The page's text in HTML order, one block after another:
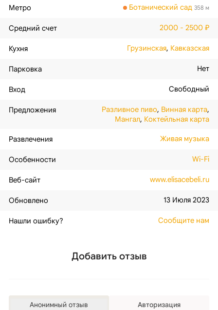
Метро Ботанический сад 358 м
Средний счет 2000 - 2500 ₽
Кухня Грузинская, Кавказская
Парковка Нет
Вход Свободный
Предложения Разливное пиво, Винная карта,
Мангал, Коктейльная карта
Развлечения Живая музыка
Особенности Wi-Fi
Веб-сайт www.elisacebeli.ru
Обновлено 13 Июля 2023
Нашли ошибку? Сообщите нам
Добавить отзыв
Анонимный отзыв Авторизация